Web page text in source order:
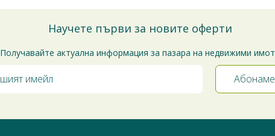
Научете първи за новите оферти
Получавайте актуална информация за пазара на недвижими